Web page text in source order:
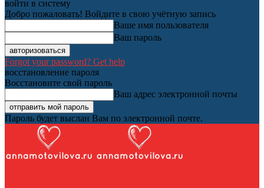
войти в систему
Добро пожаловать! Войдите в свою учётную запись
Ваше имя пользователя
Ваш пароль
Forgot your password? Get help
восстановление пароля
Восстановите свой пароль
Ваш адрес электронной почты
Пароль будет выслан Вам по электронной почте.